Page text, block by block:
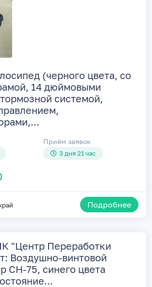
(черного цвета, со
14 дюймовыми
системой,
Приём заявок
3 дня 21 час
Подробнее
"Центр Переработки
Воздушно-винтовой
СН-75, синего цвета